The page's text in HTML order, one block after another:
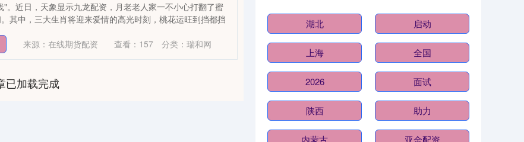
。近日，天象显示九龙配资，月老老人家一不小心打翻了蜜
其中，三大生肖将迎来爱情的高光时刻，桃花运旺到挡都挡
来源：在线期货配资 查看： 157 分类：瑞和网
已加载完成
湖北 启动
上海 全国
2026 面试
陕西 助力
内蒙古 亚金配资